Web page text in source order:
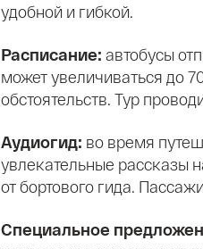
удобной и гибкой.
Расписание: автобусы
может увеличиваться до
обстоятельств. Тур
Аудиогид: во время
увлекательные рассказы
от бортового гида.
Специальное